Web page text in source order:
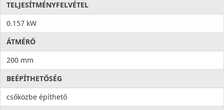
TELJESÍTMÉNYFELVÉTEL
0.157 kW
ÁTMÉRŐ
200 mm
BEÉPÍTHETŐSÉG
csőközbe építhető